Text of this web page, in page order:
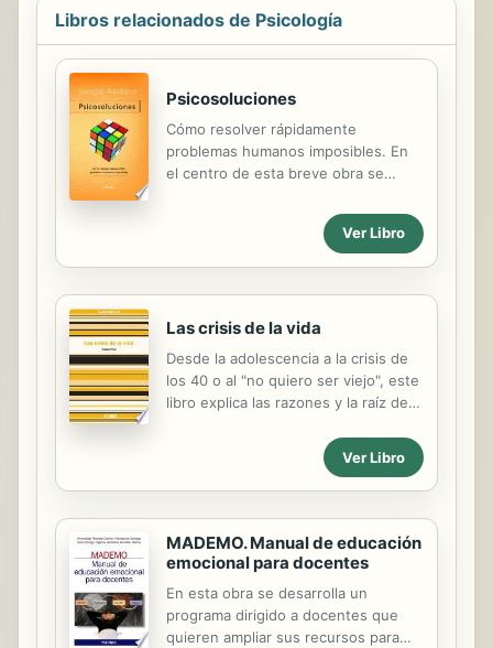
Libros relacionados de Psicología
Psicosoluciones
Cómo resolver rápidamente
problemas humanos imposibles. En
el centro de esta breve obra se
clínicos, agrupados por los tipos
corrientes de síntomas. Las
acompañadas de una ironía amable
que manifiesta el espíritu de este
enfoque de la terapia breve: tomar
plenamente en serio el síntoma que
hace la vida imposible al paciente,
pero mostrando al mismo tiempo que
no es más que una construcción
inadecuada que puede ser
Ver Libro
Las crisis de la vida
Desde la adolescencia a la crisis de
los 40 o al "no quiero ser viejo", este
libro explica las razones y la raíz de
situaciones críticas como un aborto,
una separación o la muerte.
Ver Libro
MADEMO. Manual de educación
emocional para docentes
En esta obra se desarrolla un
programa dirigido a docentes que
quieren ampliar sus recursos para